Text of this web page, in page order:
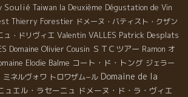
Soulié Taiwan la Deuxième Dégustation de Vin
Thierry Forestier ドメーヌ・バティスト・クザン
ュ・ドリヴィエ Valentin VALLES Patrick Desplats
Domaine Olivier Cousin ＳＴＣツアー Ramon オ
Elodie Balme コート・ド・トング ジェラー
ミネルヴォワ トロワザム−ル Domaine de la
ュエル・ラセーニュ ドメーヌ・ド・ラ・ヴィエ